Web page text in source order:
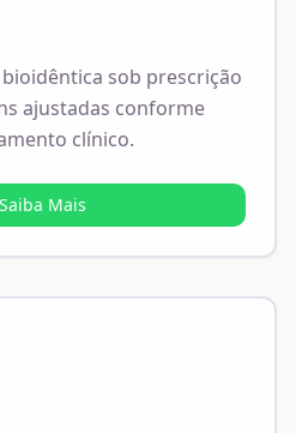
sob prescrição
ajustadas conforme
clínico.
Saiba Mais